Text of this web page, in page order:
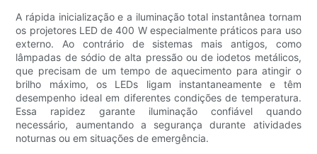
A rápida inicialização e a iluminação total instantânea tornam
os projetores LED de 400 W especialmente práticos para uso
externo. Ao contrário de sistemas mais antigos, como
lâmpadas de sódio de alta pressão ou de iodetos metálicos,
que precisam de um tempo de aquecimento para atingir o
brilho máximo, os LEDs ligam instantaneamente e têm
desempenho ideal em diferentes condições de temperatura.
Essa rapidez garante iluminação confiável quando
necessário, aumentando a segurança durante atividades
noturnas ou em situações de emergência.